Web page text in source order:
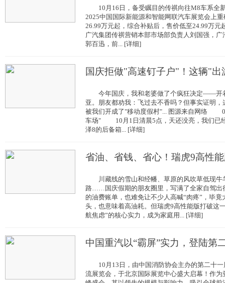
10月16日，备受瞩目的传祺向往M8车系全
2025中国国际新能源和智能网联汽车展览会上
26.99万元起，综合补贴后，售价低至24.99
广汽集团传祺营销本部市场部负责人刘国强，
郭百迅，前... [详细]
国庆拒做"高速钉子户"！这辆"出
今年国庆，我和老婆做了个疯狂决定——开
亚。朋友都劝我：飞过去不香吗？但事实证明
被我们开成了"移动度假村"... 图源来自网络
车场" 10月1日清晨5点，天还没亮，我们已
泽8的后备箱... [详细]
省油、省钱、省心！瑞虎9高性
川藏线的雪山和经幡、草原的风吹草低现牛
路……国庆假期的朋友圈里，写满了全家自驾出
的油费账单，也难免让不少人高喊“肉疼”，毕
头，也意味着高油耗。但瑞虎9高性能版打破这
航焦虑”的核心实力，成为家庭用... [详细]
中国重汽以“霸屏”实力，登陆第
10月13日，由中国消防协会主办的第二十一
流展览会，于北京国际展览中心盛大启幕！作